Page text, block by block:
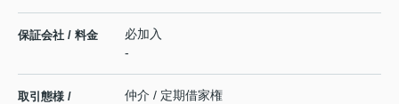
保証会社 / 料金
必加入
-
取引態様 /
仲介 / 定期借家権